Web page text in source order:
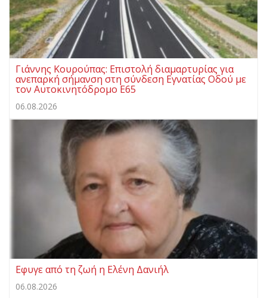
Γιάννης Κουρούπας: Επιστολή διαμαρτυρίας για
ανεπαρκή σήμανση στη σύνδεση Εγνατίας Οδού με
τον Αυτοκινητόδρομο Ε65
06.08.2026
Εφυγε από τη ζωή η Ελένη Δανιήλ
06.08.2026